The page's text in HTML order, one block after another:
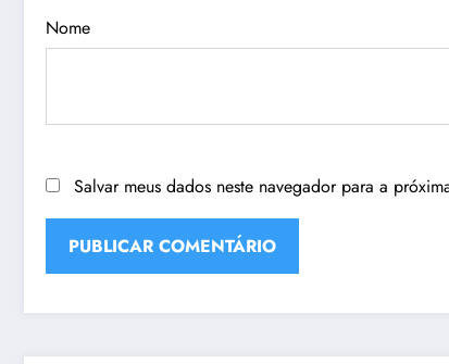
Nome
Salvar meus dados neste navegador para a